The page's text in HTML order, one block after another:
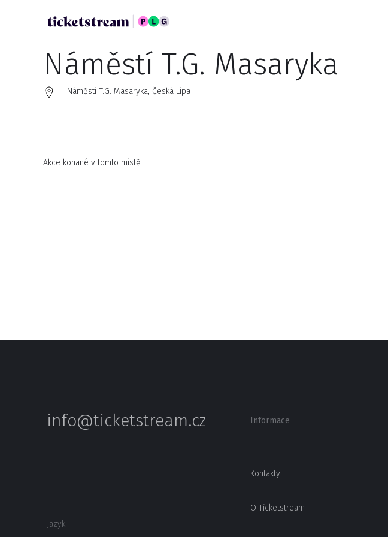
Náměstí T.G. Masaryka
Náměstí T.G. Masaryka, Česká Lípa
Akce konané v tomto místě
info@ticketstream.cz
Jazyk
Informace
Kontakty
O Ticketstream